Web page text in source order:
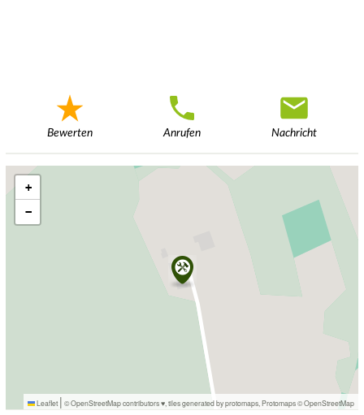
Bewerten Anrufen Nachricht
+
−
Leaflet | © OpenStreetMap contributors ♥, tiles generated by protomaps Protomaps©OpenStreetMap